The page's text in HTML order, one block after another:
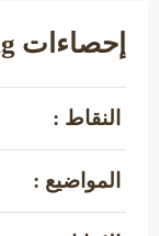
إحصاءات DanaeBolling
النقاط :
المواضيع :